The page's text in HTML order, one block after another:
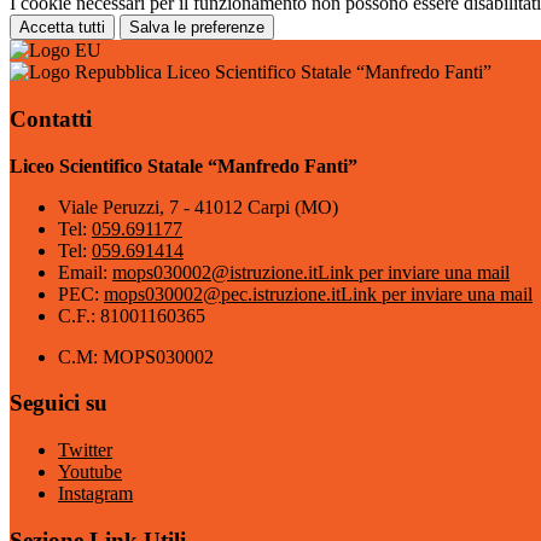
Accetta tutti Salva le preferenze
Liceo Scientifico Statale “Manfredo Fanti”
Contatti
Liceo Scientifico Statale “Manfredo Fanti”
Viale Peruzzi, 7 - 41012 Carpi (MO)
Tel: 059.691177
Tel: 059.691414
Email: mops030002@istruzione.itLink per inviare una mail
PEC: mops030002@pec.istruzione.itLink per inviare una mail
C.F.: 81001160365
C.M: MOPS030002
Seguici su
Twitter
Youtube
Instagram